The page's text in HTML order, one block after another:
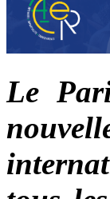
Le